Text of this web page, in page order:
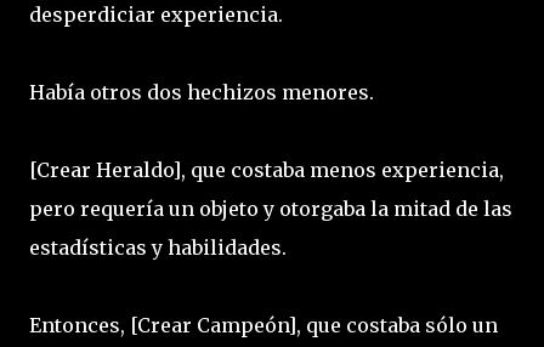
desperdiciar experiencia.
Había otros dos hechizos menores.
[Crear Heraldo], que costaba menos experiencia,
pero requería un objeto y otorgaba la mitad de las
estadísticas y habilidades.
Entonces, [Crear Campeón], que costaba sólo un